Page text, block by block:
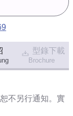
型錄下載
Brochure
不另行通知。實